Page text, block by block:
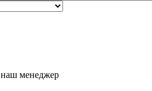
менеджер